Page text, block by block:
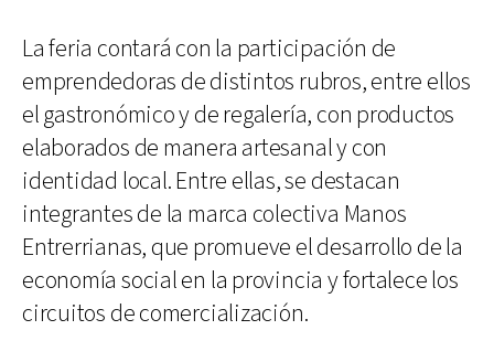
La feria contará con la participación de
emprendedoras de distintos rubros, entre ellos
el gastronómico y de regalería, con productos
elaborados de manera artesanal y con
identidad local. Entre ellas, se destacan
integrantes de la marca colectiva Manos
Entrerrianas, que promueve el desarrollo de la
economía social en la provincia y fortalece los
circuitos de comercialización.